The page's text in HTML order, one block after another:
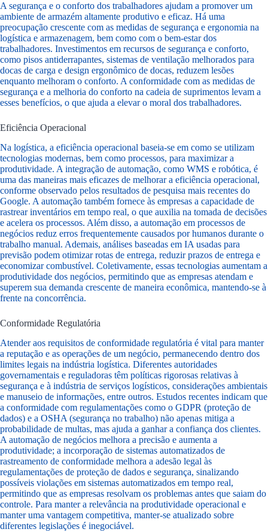
A segurança e o conforto dos trabalhadores ajudam a promover um
ambiente de armazém altamente produtivo e eficaz. Há uma
preocupação crescente com as medidas de segurança e ergonomia na
logística e armazenagem, bem como com o bem-estar dos
trabalhadores. Investimentos em recursos de segurança e conforto,
como pisos antiderrapantes, sistemas de ventilação melhorados para
docas de carga e design ergonômico de docas, reduzem lesões
enquanto melhoram o conforto. A conformidade com as medidas de
segurança e a melhoria do conforto na cadeia de suprimentos levam a
esses benefícios, o que ajuda a elevar o moral dos trabalhadores.
Eficiência Operacional
Na logística, a eficiência operacional baseia-se em como se utilizam
tecnologias modernas, bem como processos, para maximizar a
produtividade. A integração de automação, como WMS e robótica, é
uma das maneiras mais eficazes de melhorar a eficiência operacional,
conforme observado pelos resultados de pesquisa mais recentes do
Google. A automação também fornece às empresas a capacidade de
rastrear inventários em tempo real, o que auxilia na tomada de decisões
e acelera os processos. Além disso, a automação em processos de
negócios reduz erros frequentemente causados por humanos durante o
trabalho manual. Ademais, análises baseadas em IA usadas para
previsão podem otimizar rotas de entrega, reduzir prazos de entrega e
economizar combustível. Coletivamente, essas tecnologias aumentam a
produtividade dos negócios, permitindo que as empresas atendam e
superem sua demanda crescente de maneira econômica, mantendo-se à
frente na concorrência.
Conformidade Regulatória
Atender aos requisitos de conformidade regulatória é vital para manter
a reputação e as operações de um negócio, permanecendo dentro dos
limites legais na indústria logística. Diferentes autoridades
governamentais e reguladoras têm políticas rigorosas relativas à
segurança e à indústria de serviços logísticos, considerações ambientais
e manuseio de informações, entre outros. Estudos recentes indicam que
a conformidade com regulamentações como o GDPR (proteção de
dados) e a OSHA (segurança no trabalho) não apenas mitiga a
probabilidade de multas, mas ajuda a ganhar a confiança dos clientes.
A automação de negócios melhora a precisão e aumenta a
produtividade; a incorporação de sistemas automatizados de
rastreamento de conformidade melhora a adesão legal às
regulamentações de proteção de dados e segurança, sinalizando
possíveis violações em sistemas automatizados em tempo real,
permitindo que as empresas resolvam os problemas antes que saiam do
controle. Para manter a relevância na produtividade operacional e
manter uma vantagem competitiva, manter-se atualizado sobre
diferentes legislações é inegociável.